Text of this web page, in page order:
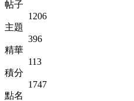
帖子
1206
主題
396
精華
113
積分
1747
點名